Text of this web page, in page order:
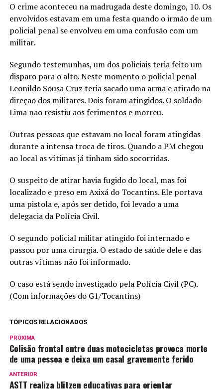
O crime aconteceu na madrugada deste domingo, 10. Os
envolvidos estavam em uma festa quando o irmão de um
policial penal se envolveu em uma confusão com um
militar.
Segundo testemunhas, um dos policiais teria feito um
disparo para o alto. Neste momento o policial penal
Leonildo Sousa Cruz teria sacado uma arma e atirado na
direção dos militares. Dois foram atingidos. O soldado
Lima não resistiu aos ferimentos e morreu.
Outras pessoas que estavam no local foram atingidas
durante a intensa troca de tiros. Quando a PM chegou
ao local as vítimas já tinham sido socorridas.
O suspeito de atirar havia fugido do local, mas foi
localizado e preso em Axixá do Tocantins. Ele portava
uma pistola e, após ser detido, foi levado a uma
delegacia da Polícia Civil.
O segundo policial militar atingido foi internado e
passou por uma cirurgia. O estado de saúde dele e das
outras vítimas não foi informado.
O caso está sendo investigado pela Polícia Civil (PC).
(Com informações do G1/Tocantins)
TÓPICOS RELACIONADOS
PRÓXIMA
Colisão frontal entre duas motocicletas provoca morte
de uma pessoa e deixa um casal gravemente ferido
ANTERIOR
ASTT realiza blitzen educativas para orientar